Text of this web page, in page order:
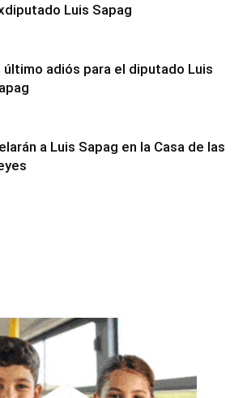
Luis Sapag
último adiós para el diputado Luis
a Luis Sapag en la Casa de las